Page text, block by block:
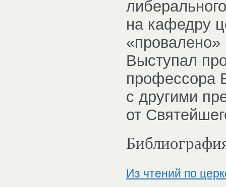
на кафедру
«провалено»
Выступал
профессора
с другими
от
Из чтений по